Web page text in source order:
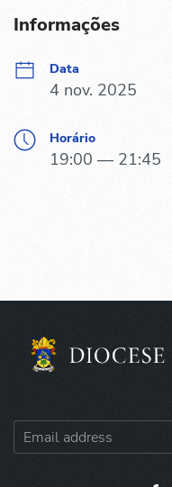
Informações
Data
4 nov. 2025
Horário
19:00 — 21:45